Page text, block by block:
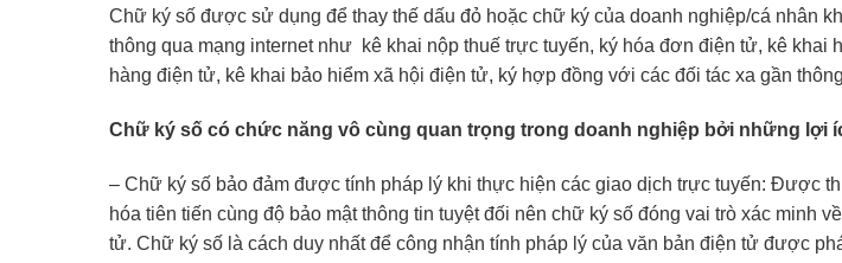
Chữ ký số được sử dụng để thay thế dấu đỏ hoặc chữ ký của doanh nghiệp/cá nhân
thông qua mạng internet như kê khai nộp thuế trực tuyến, ký hóa đơn điện tử, kê khai
hàng điện tử, kê khai bảo hiểm xã hội điện tử, ký hợp đồng với các đối tác xa gần
Chữ ký số có chức năng vô cùng quan trọng trong doanh nghiệp bởi những lợi
– Chữ ký số bảo đảm được tính pháp lý khi thực hiện các giao dịch trực tuyến: Được
hóa tiên tiến cùng độ bảo mật thông tin tuyệt đối nên chữ ký số đóng vai trò xác minh
tử. Chữ ký số là cách duy nhất để công nhận tính pháp lý của văn bản điện tử được